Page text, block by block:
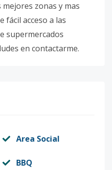
zonas y mas
fácil acceso a las
supermercados
en contactarme.
Area Social
BBQ